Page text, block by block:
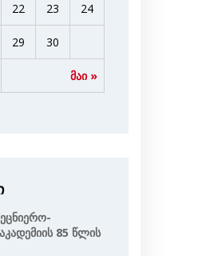
მაი »
22 23 24
29 30
85 Წლის